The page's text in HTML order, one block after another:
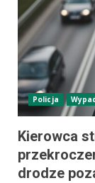
Policja
Kierowca
drodze